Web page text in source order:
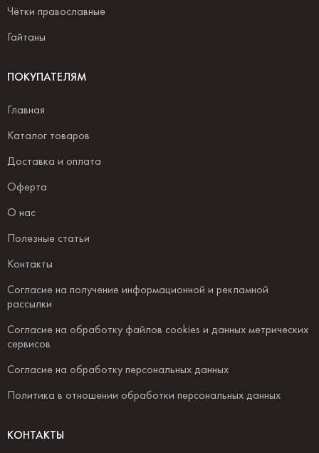
Чётки православные
Гайтаны
ПОКУПАТЕЛЯМ
Главная
Каталог товаров
Доставка и оплата
Оферта
О нас
Полезные статьи
Контакты
Согласие на получение информационной и рекламной
рассылки
Согласие на обработку файлов cookies и данных метрических
сервисов
Согласие на обработку персональных данных
Политика в отношении обработки персональных данных
КОНТАКТЫ